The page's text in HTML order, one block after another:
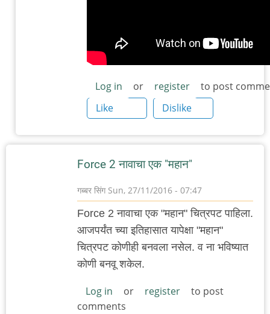
Log in or register
to post
Like
Dislike
Force 2 नावाचा एक "महान"
गब्बर सिंगSun, 27/11/2016 - 07:47
Force 2 नावाचा एक "महान" चित्रपट पाहिला.
आजपर्यंत च्या इतिहासात यापेक्षा "महान"
चित्रपट कोणीही बनवला नसेल. व ना भविष्यात
कोणी बनवू शकेल.
Log in or register
to post
comments